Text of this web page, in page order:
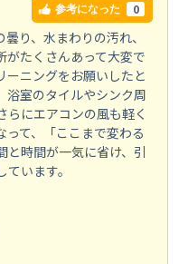
参考になった 0
り、水まわりの汚れ、
がたくさんあって大変で
ーニングをお願いしたと
浴室のタイルやシンク周
らにエアコンの風も軽く
て、「ここまで変わる
と時間が一気に省け、引
います。